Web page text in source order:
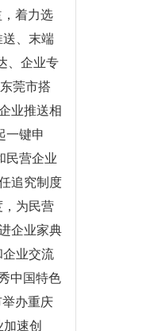
着力选
、末端
、企业专
莞市搭
业推送相
一键申
民营企业
追究制度
为民营
企业家典
业交流
中国特色
办重庆
速创